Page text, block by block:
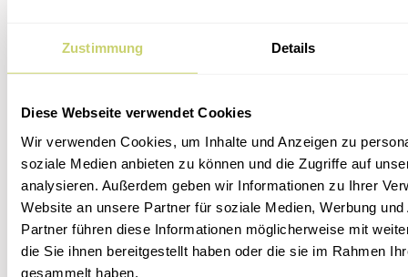
Zustimmung Details
Diese Webseite verwendet Cookies
Wir verwenden Cookies, um Inhalte und Anzeigen zu
soziale Medien anbieten zu können und die Zugriffe auf
analysieren. Außerdem geben wir Informationen zu Ihrer
Website an unsere Partner für soziale Medien, Werbung
Partner führen diese Informationen möglicherweise mit
die Sie ihnen bereitgestellt haben oder die sie im Rahmen
gesammelt haben.
Anmelden